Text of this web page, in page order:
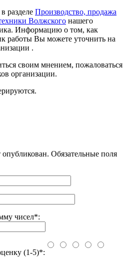
разделе Производство, продажа
Волжского нашего
Информацию о том, как
работы Вы можете уточнить на
.
своим мнением, пожаловаться
организации.
опубликован. Обязательные поля
чисел*:
(1-5)*: